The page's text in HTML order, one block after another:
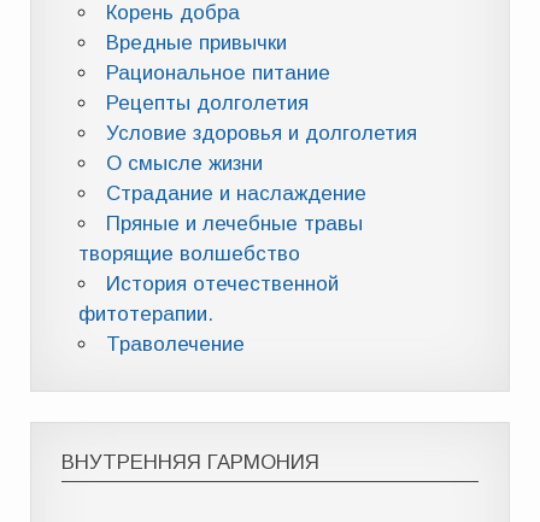
Корень добра
Вредные привычки
Рациональное питание
Рецепты долголетия
Условие здоровья и долголетия
О смысле жизни
Страдание и наслаждение
Пряные и лечебные травы
творящие волшебство
История отечественной
фитотерапии.
Траволечение
ВНУТРЕННЯЯ ГАРМОНИЯ